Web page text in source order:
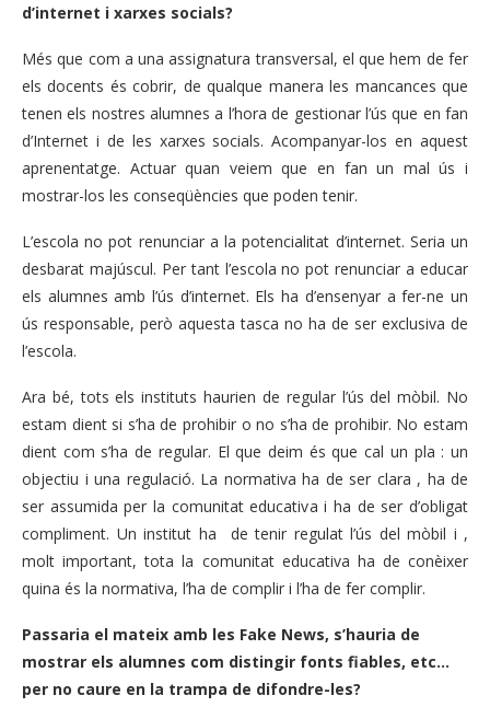
d’internet i xarxes socials?
Més que com a una assignatura transversal, el que hem de fer
els docents és cobrir, de qualque manera les mancances que
tenen els nostres alumnes a l’hora de gestionar l’ús que en fan
d’Internet i de les xarxes socials. Acompanyar-los en aquest
aprenentatge. Actuar quan veiem que en fan un mal ús i
mostrar-los les conseqüències que poden tenir.
L’escola no pot renunciar a la potencialitat d’internet. Seria un
desbarat majúscul. Per tant l’escola no pot renunciar a educar
els alumnes amb l’ús d’internet. Els ha d’ensenyar a fer-ne un
ús responsable, però aquesta tasca no ha de ser exclusiva de
l’escola.
Ara bé, tots els instituts haurien de regular l’ús del mòbil. No
estam dient si s’ha de prohibir o no s’ha de prohibir. No estam
dient com s’ha de regular. El que deim és que cal un pla : un
objectiu i una regulació. La normativa ha de ser clara , ha de
ser assumida per la comunitat educativa i ha de ser d’obligat
compliment. Un institut ha de tenir regulat l’ús del mòbil i ,
molt important, tota la comunitat educativa ha de conèixer
quina és la normativa, l’ha de complir i l’ha de fer complir.
Passaria el mateix amb les Fake News, s’hauria de
mostrar els alumnes com distingir fonts fiables, etc…
per no caure en la trampa de difondre-les?